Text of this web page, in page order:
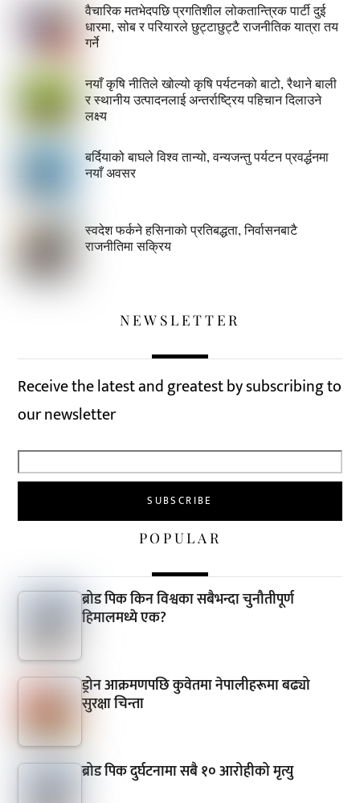
वैचारिक मतभेदपछि प्रगतिशील लोकतान्त्रिक पार्टी दुई
धारमा, सोब र परियारले छुट्टाछुट्टै राजनीतिक यात्रा तय
गर्ने
नयाँ कृषि नीतिले खोल्यो कृषि पर्यटनको बाटो, रैथाने बाली
र स्थानीय उत्पादनलाई अन्तर्राष्ट्रिय पहिचान दिलाउने
लक्ष्य
बर्दियाको बाघले विश्व तान्यो, वन्यजन्तु पर्यटन प्रवर्द्धनमा
नयाँ अवसर
स्वदेश फर्कने हसिनाको प्रतिबद्धता, निर्वासनबाटै
राजनीतिमा सक्रिय
NEWSLETTER
Receive the latest and greatest by subscribing to
our newsletter
POPULAR
ब्रोड पिक किन विश्वका सबैभन्दा चुनौतीपूर्ण
हिमालमध्ये एक?
ड्रोन आक्रमणपछि कुवेतमा नेपालीहरूमा बढ्यो
सुरक्षा चिन्ता
ब्रोड पिक दुर्घटनामा सबै १० आरोहीको मृत्यु